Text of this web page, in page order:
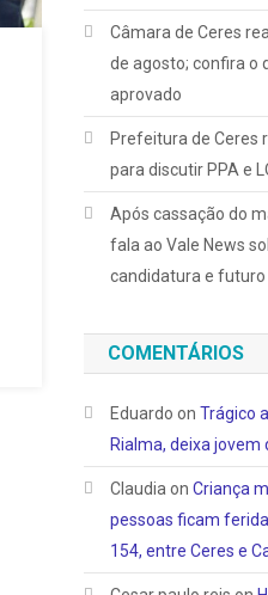
Câmara de Ceres
de agosto; confira o
aprovado
Prefeitura de Ceres
para discutir PPA e
Após cassação do
fala ao Vale News
candidatura e futuro
COMENTÁRIOS
Eduardo onTrágico
Rialma, deixa
ClaudiaonCriança
pessoas ficam
154, entre Ceres e